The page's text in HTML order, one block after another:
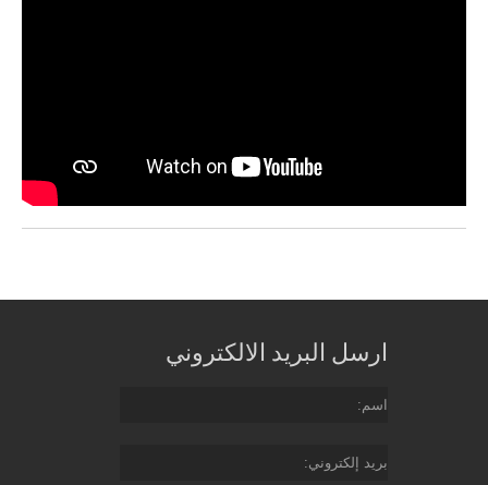
ارسل البريد الالكتروني
اسم
بريد إلكتروني